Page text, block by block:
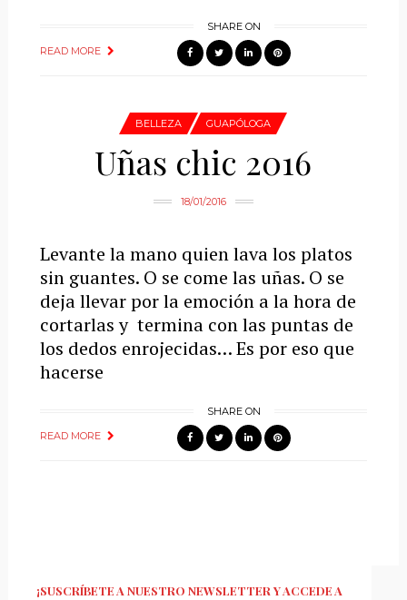
READ MORE
SHARE ON
BELLEZA GUAPÓLOGA
Uñas chic 2016
18/01/2016
Levante la mano quien lava los platos
sin guantes. O se come las uñas. O se
deja llevar por la emoción a la hora de
cortarlas y termina con las puntas de
los dedos enrojecidas… Es por eso que
hacerse
READ MORE
SHARE ON
¡SUSCRÍBETE A NUESTRO NEWSLETTER Y ACCEDE A